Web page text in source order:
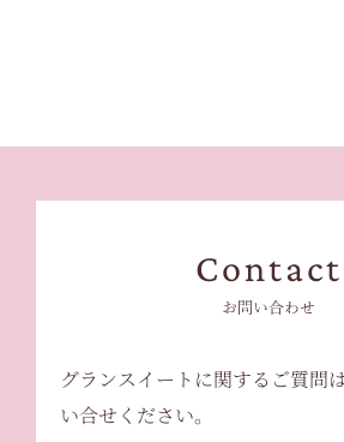
Contact
お問い合わせ
グランスイートに関するご質問
い合せください。